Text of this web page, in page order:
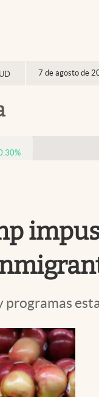
7 de agosto de
%